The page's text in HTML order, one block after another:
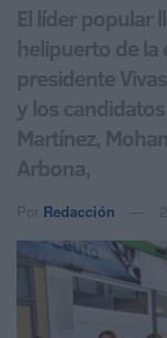
El líder popular
helipuerto de
presidente
y los
Martínez,
Arbona,
Por Redacción